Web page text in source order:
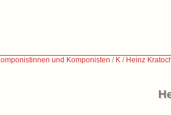
und Komponisten / K / Heinz